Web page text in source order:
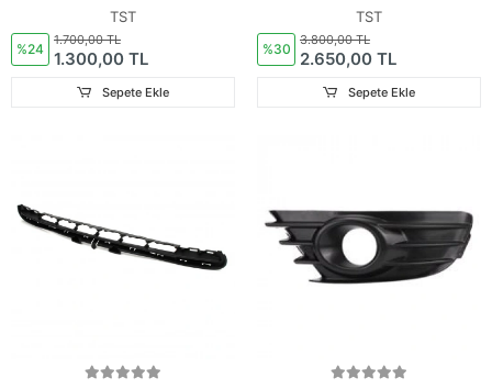
1611095280)
TST
%24
1.700,00 TL
1.300,00 TL
Sepete Ekle
ÇITASI (NİKELAJ) (OEM
NO: 86596F1520)
TST
%30
3.800,00 TL
2.650,00 TL
Sepete Ekle